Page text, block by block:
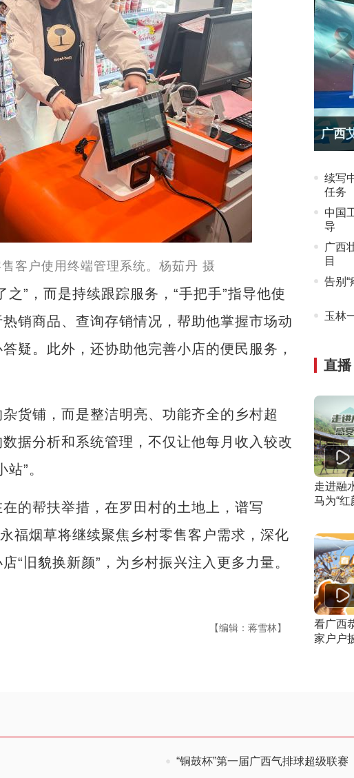
客户使用终端管理系统。杨茹丹 摄
”，而是持续跟踪服务，“手把手”指导他使
销商品、查询存销情况，帮助他掌握市场动
疑。此外，还协助他完善小店的便民服务，
铺，而是整洁明亮、功能齐全的乡村超
据分析和系统管理，不仅让他每月收入较改
”。
帮扶举措，在罗田村的土地上，谱写
福烟草将继续聚焦乡村零售客户需求，深化
“旧貌换新颜”，为乡村振兴注入更多力量。
【编辑：蒋雪林】
广西
续写
任务
中国
导
广西
目
告别
玉林
直播
走进融
马为“红
看广西
家户户
“铜鼓杯”第一届广西气排球超级联赛